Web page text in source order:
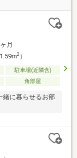
月
2）
駐車場(近隣含)
角部屋
に暮らせるお部